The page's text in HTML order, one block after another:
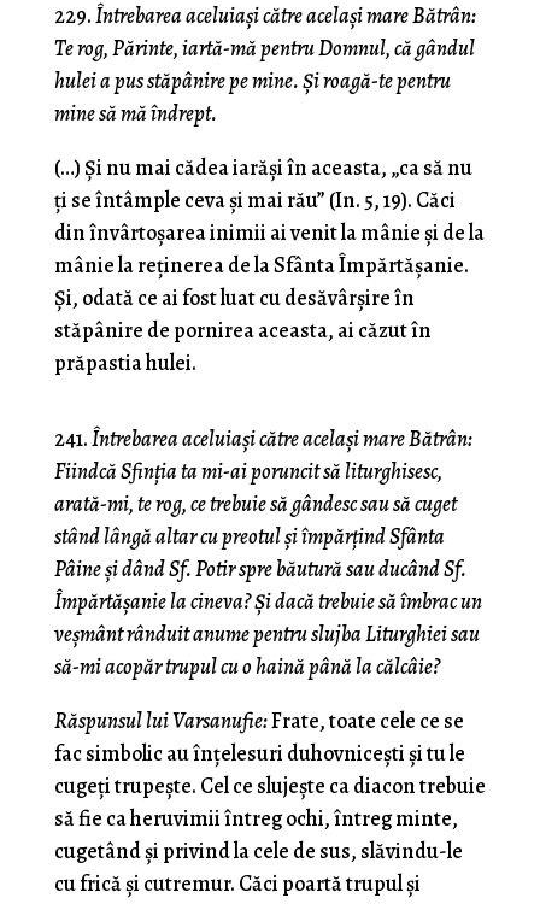
229.Întrebarea aceluiaşi către acelaşi mare Bătrân:
Te rog, Părinte, iartă-mă pentru Domnul, că gândul
hulei a pus stăpânire pe mine. Şi roagă-te pentru
mine să mă îndrept.
(…) Şi nu mai cădea iarăşi în aceasta, „ca să nu
ţi se întâmple ceva şi mai rău” (In. 5, 19). Căci
din învârtoşarea inimii ai venit la mânie şi de la
mânie la reţinerea de la Sfânta Împărtăşanie.
Şi, odată ce ai fost luat cu desăvârşire în
stăpânire de pornirea aceasta, ai căzut în
prăpastia hulei.
241.Întrebarea aceluiaşi către acelaşi mare Bătrân:
Fiindcă Sfinţia ta mi-ai poruncit să liturghisesc,
arată-mi, te rog, ce trebuie să gândesc sau să cuget
stând lângă altar cu preotul şi împărţind Sfânta
Pâine şi dând Sf. Potir spre băutură sau ducând Sf.
Împărtăşanie la cineva? Şi dacă trebuie să îmbrac un
veşmânt rânduit anume pentru slujba Liturghiei sau
să-mi acopăr trupul cu o haină până la călcâie?
Răspunsul lui Varsanufie:Frate, toate cele ce se
fac simbolic au înţelesuri duhovniceşti şi tu le
cugeţi tru­peşte. Cel ce slujeşte ca diacon trebuie
să fie ca heruvimii întreg ochi, întreg minte,
cugetând şi privind la cele de sus, slăvindu-le
cu frică şi cutremur. Căci poartă trupul şi